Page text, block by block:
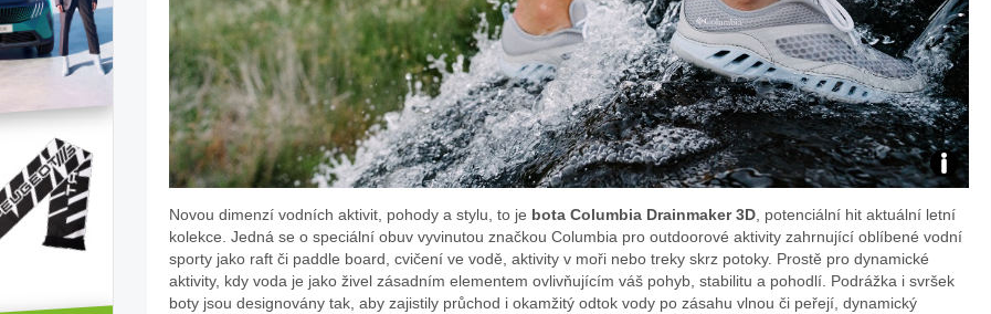
Foto:
archiv
webu
Novou dimenzí vodních aktivit, pohody a stylu, to je bota Columbia Drainmaker 3D , potenciální hit aktuální letní
kolekce. Jedná se o speciální obuv vyvinutou značkou Columbia pro outdoorové aktivity zahrnující oblíbené vodní
sporty jako raft či paddle board, cvičení ve vodě, aktivity v moři nebo treky skrz potoky. Prostě pro dynamické
aktivity, kdy voda je jako živel zásadním elementem ovlivňujícím váš pohyb, stabilitu a pohodlí. Podrážka i svršek
boty jsou designovány tak, aby zajistily průchod i okamžitý odtok vody po zásahu vlnou či peřejí, dynamický